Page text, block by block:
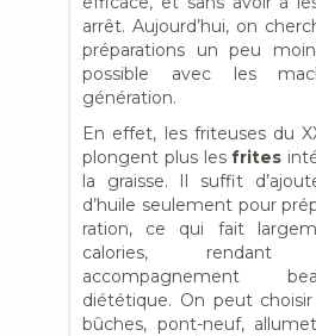
arrêt. Aujourd’hui, on
préparations un peu
possible avec les
génération.
En effet, les friteuses du
plongent plus lesfrites
la graisse. Il suffit
d’huile seulement pour
ration, ce qui fait
calories,
accompagnement
diététique. On peut choisir
bûches, pont-neuf,